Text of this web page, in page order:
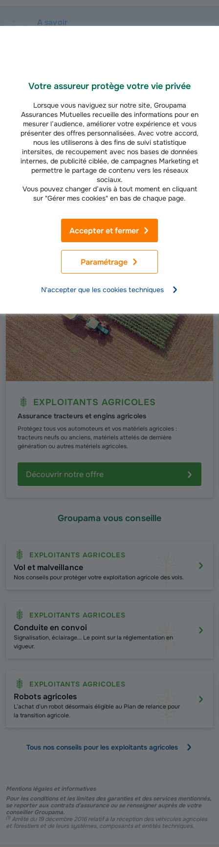
Votre assureur protège votre vie privée
Lorsque vous naviguez sur notre site, Groupama
Assurances Mutuelles recueille des informations pour en
mesurer l’audience, améliorer votre expérience et vous
présenter des offres personnalisées. Avec votre accord,
nous les utiliserons à des fins de suivi statistique
intersites, de recoupement avec nos bases de données
internes, de publicité ciblée, de campagnes Marketing et
permettre le partage de contenu vers les réseaux
sociaux.
Vous pouvez changer d’avis à tout moment en cliquant
sur "Gérer mes cookies" en bas de chaque page.
Paramétrage
Accepter et fermer
N'accepter que les cookies techniques
A savoir
Nos
conseillers
à l'écoute
pour vous
aider
Un conseiller me rappelle
EXPLOITANTS AGRICOLES
Assurance tracteurs et engins agricoles
Protégez tous vos automoteurs et vos matériels agricoles :
tracteurs neufs ou anciens, matériels attelés de dernière
génération ou autres matériels agricoles.
Découvrir notre offre
Groupama vous conseille
EXPLOITANTS AGRICOLES
Vol et malveillance
Nos conseils pour protéger votre exploitation agricole des vols.
EXPLOITANTS AGRICOLES
Conduite en convoi
Signalisation, éclairage... Le point sur la réglementation en
vigueur.
EXPLOITANTS AGRICOLES
Robots agricoles
L’achat d’un robot désormais éligible au Plan de relance pour
la transition agricole.
Tous nos conseils pour les exploitants agricoles
Mentions légales et informatives
Pour les conditions et les limites des garanties et des services mentionnés,
se reporter aux contrats d’assurance ou se renseigner auprès de votre
conseiller Groupama.
(1) Arrêté du 19 décembre 2016 relatif à la réception des véhicules agricoles
et forestiers et de leurs systèmes, composants et entités techniques.